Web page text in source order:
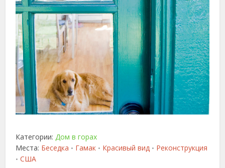
Категории:Дом в горах
Места: Беседка • Гамак • Красивый вид • Реконструкция
• США